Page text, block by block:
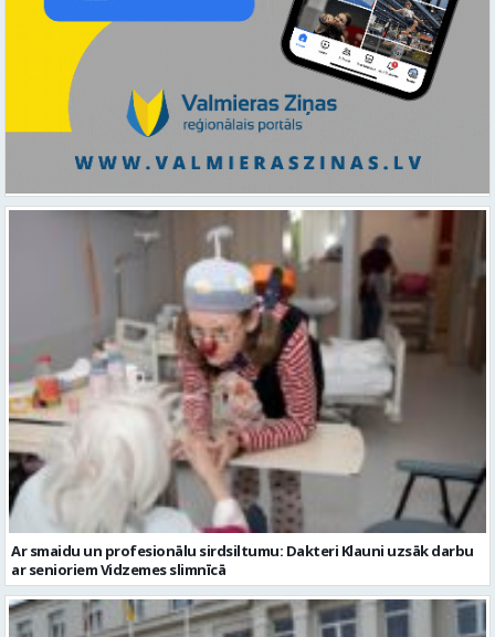
Ar smaidu un profesionālu sirdsiltumu: Dakteri Klauni uzsāk darbu
ar senioriem Vidzemes slimnīcā